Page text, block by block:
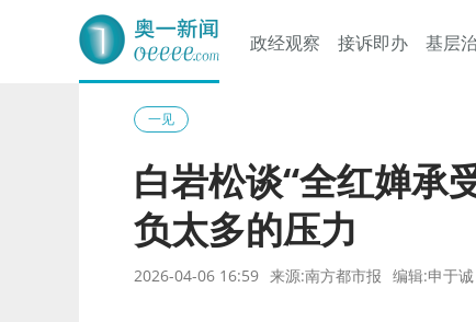
奥一网
政经观察 接诉即办 基层
一见
白岩松谈“全红婵承
负太多的压力
2026-04-06 16:59 来源:南方都市报 编辑:申于诚